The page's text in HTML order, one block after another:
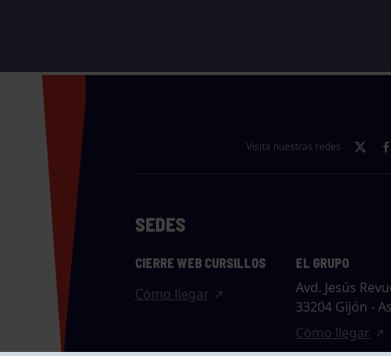
Visita nuestras redes
SEDES
CIERRE WEB CURSILLOS
Cómo llegar
EL GRUPO
Avd. Jesús
33204 Gijón -
Cómo llegar